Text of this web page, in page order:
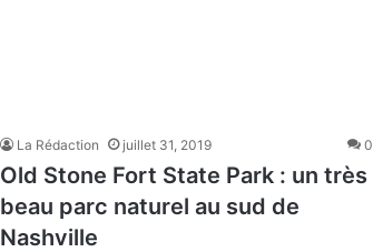
La Rédaction juillet 31, 2019 0
Old Stone Fort State Park : un très
beau parc naturel au sud de
Nashville